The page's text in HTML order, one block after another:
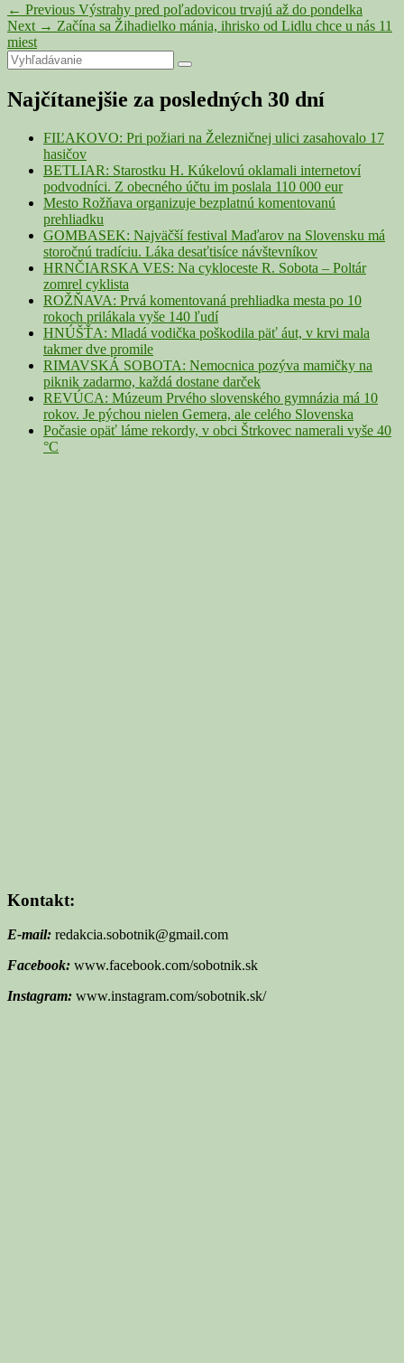
Navigácia
v
článku
← Previous Previous
post:
Výstrahy pred poľadovicou trvajú až do pondelka
Next → Next
Začína sa Žihadielko mánia, ihrisko od Lidlu chce u nás 11
miest
Primary
Sidebar
Widget
Area
Search
for:
Search
Najčítanejšie za posledných 30 dní
FIĽAKOVO: Pri požiari na Železničnej ulici zasahovalo 17
hasičov
BETLIAR: Starostku H. Kúkelovú oklamali internetoví
podvodníci. Z obecného účtu im poslala 110 000 eur
Mesto Rožňava organizuje bezplatnú komentovanú
prehliadku
GOMBASEK: Najväčší festival Maďarov na Slovensku má
storočnú tradíciu. Láka desaťtisíce návštevníkov
HRNČIARSKA VES: Na cykloceste R. Sobota – Poltár
zomrel cyklista
ROŽŇAVA: Prvá komentovaná prehliadka mesta po 10
rokoch prilákala vyše 140 ľudí
HNÚŠŤA: Mladá vodička poškodila päť áut, v krvi mala
takmer dve promile
RIMAVSKÁ SOBOTA: Nemocnica pozýva mamičky na
piknik zadarmo, každá dostane darček
REVÚCA: Múzeum Prvého slovenského gymnázia má 10
rokov. Je pýchou nielen Gemera, ale celého Slovenska
Počasie opäť láme rekordy, v obci Štrkovec namerali vyše 40
°C
Kontakt:
E-mail: redakcia.sobotnik@gmail.com
Facebook: www.facebook.com/sobotnik.sk
Instagram: www.instagram.com/sobotnik.sk/